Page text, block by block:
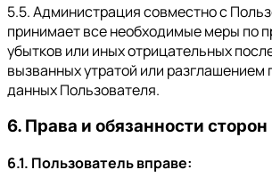
5.5. Администрация совместно с
принимает все необходимые меры по
убытков или иных отрицательных
вызванных утратой или разглашением
данных Пользователя.
6. Права и обязанности сторон
6.1. Пользователь вправе: